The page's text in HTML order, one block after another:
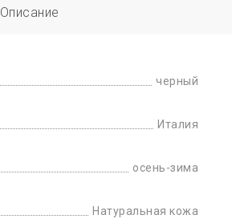
Описание
черный
Италия
осень-зима
Натуральная кожа